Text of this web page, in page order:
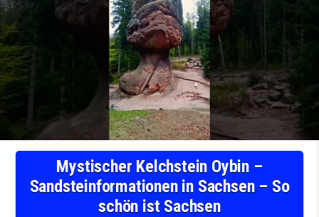
Mystischer Kelchstein Oybin –
Sandsteinformationen in Sachsen – So
schön ist Sachsen